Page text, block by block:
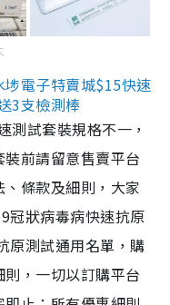
電子特賣城$15快速
3支檢測棒
測試套裝規格不一，
前請留意售賣平台
條款及細則，大家
冠狀病毒病快速抗原
原測試通用名單，購
，一切以訂購平台